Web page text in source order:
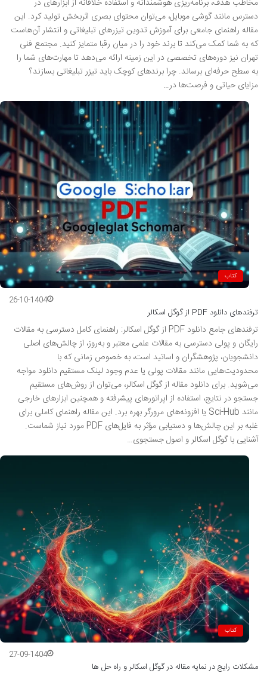
مخاطب هدف، برنامه‌ریزی هوشمندانه و استفاده خلاقانه از ابزارهای در
دسترس مانند گوشی موبایل، می‌توان محتوای بصری اثربخش تولید کرد. این
مقاله راهنمای جامعی برای آموزش تدوین تیزرهای تبلیغاتی و انتشار آن‌هاست
که به شما کمک می‌کند تا برند خود را در میان رقبا متمایز کنید. مجتمع فنی
تهران نیز دوره‌های تخصصی در این زمینه ارائه می‌دهد تا مهارت‌های شما را
به سطح حرفه‌ای برساند. چرا برندهای کوچک باید تیزر تبلیغاتی بسازند؟
مزایای حیاتی و فرصت‌ها در…
کتاب
26-10-1404
ترفندهای دانلود PDF از گوگل اسکالر
ترفندهای جامع دانلود PDF از گوگل اسکالر: راهنمای کامل دسترسی به مقالات
رایگان و پولی دسترسی به مقالات علمی معتبر و به‌روز، از چالش‌های اصلی
دانشجویان، پژوهشگران و اساتید است، به خصوص زمانی که با
محدودیت‌هایی مانند مقالات پولی یا عدم وجود لینک مستقیم دانلود مواجه
می‌شوید. برای دانلود مقاله از گوگل اسکالر، می‌توان از روش‌های مستقیم
جستجو در نتایج، استفاده از اپراتورهای پیشرفته و همچنین ابزارهای خارجی
مانند Sci-Hub یا افزونه‌های مرورگر بهره برد. این مقاله راهنمای کاملی برای
غلبه بر این چالش‌ها و دستیابی مؤثر به فایل‌های PDF مورد نیاز شماست.
آشنایی با گوگل اسکالر و اصول جستجوی…
کتاب
27-09-1404
مشکلات رایج در نمایه مقاله در گوگل اسکالر و راه حل ها